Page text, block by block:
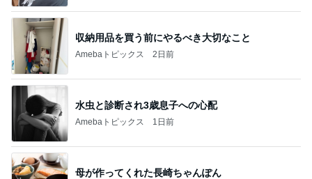
収納用品を買う前にやるべき大切なこと
Amebaトピックス 2日前
水虫と診断され3歳息子への心配
Amebaトピックス 1日前
母が作ってくれた長崎ちゃんぽん